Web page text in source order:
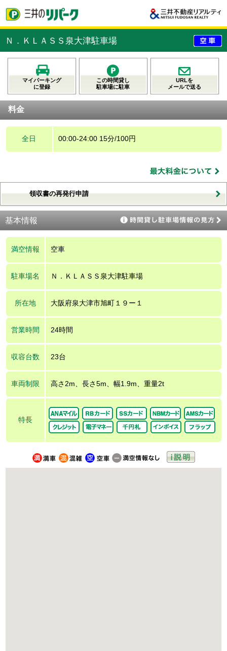
Ｎ．ＫＬＡＳＳ泉大津駐車場
マイパーキング
に登録
この時間貸し
駐車場に駐車
URLを
メールで送る
料金
全日 00:00-24:00 15分/100円
領収書の再発行申請
基本情報
満空情報 空車
駐車場名 Ｎ．ＫＬＡＳＳ泉大津駐車場
所在地 大阪府泉大津市旭町１９ー１
営業時間 24時間
収容台数 23台
車両制限 高さ2m、長さ5m、幅1.9m、重量2t
特長